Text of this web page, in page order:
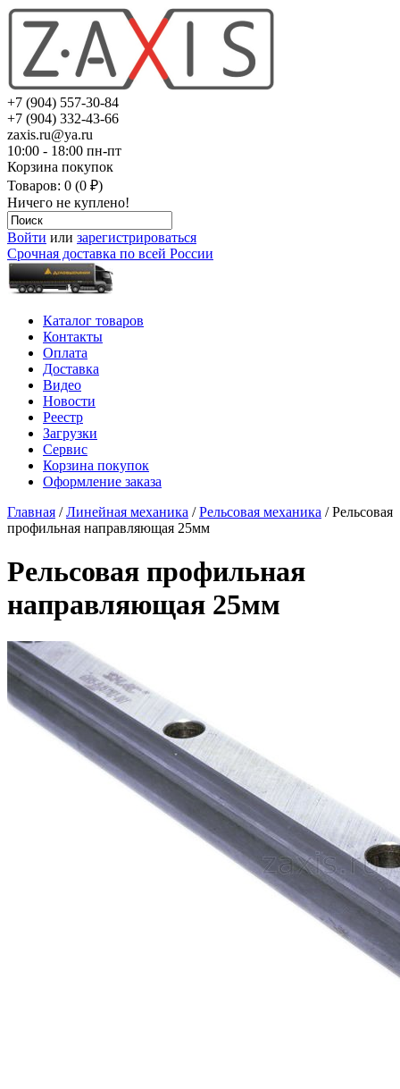
+7 (904) 557-30-84
+7 (904) 332-43-66
zaxis.ru@ya.ru
10:00 - 18:00 пн-пт
Корзина покупок
Товаров: 0 (0 ₽)
Ничего не куплено!
Войти или зарегистрироваться
Срочная доставка по всей России
Каталог товаров
Контакты
Оплата
Доставка
Видео
Новости
Реестр
Загрузки
Сервис
Корзина покупок
Оформление заказа
Главная /Линейная механика /Рельсовая механика / Рельсовая
профильная направляющая 25мм
Рельсовая профильная
направляющая 25мм